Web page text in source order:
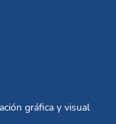
gráfica y visual